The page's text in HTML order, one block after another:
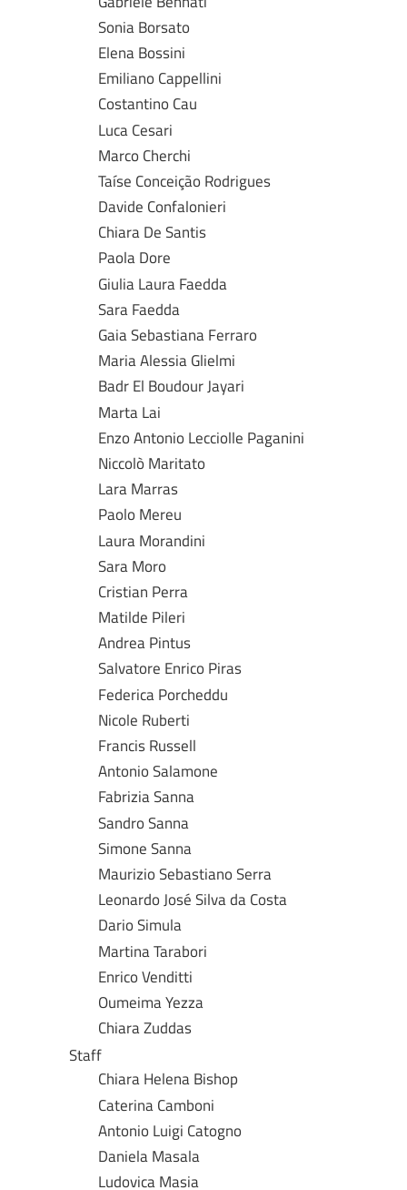
Sonia Borsato
Elena Bossini
Emiliano Cappellini
Costantino Cau
Luca Cesari
Marco Cherchi
Taíse Conceição Rodrigues
Davide Confalonieri
Chiara De Santis
Paola Dore
Giulia Laura Faedda
Sara Faedda
Gaia Sebastiana Ferraro
Maria Alessia Glielmi
Badr El Boudour Jayari
Marta Lai
Enzo Antonio Lecciolle Paganini
Niccolò Maritato
Lara Marras
Paolo Mereu
Laura Morandini
Sara Moro
Cristian Perra
Matilde Pileri
Andrea Pintus
Salvatore Enrico Piras
Federica Porcheddu
Nicole Ruberti
Francis Russell
Antonio Salamone
Fabrizia Sanna
Sandro Sanna
Simone Sanna
Maurizio Sebastiano Serra
Leonardo José Silva da Costa
Dario Simula
Martina Tarabori
Enrico Venditti
Oumeima Yezza
Chiara Zuddas
Staff
Chiara Helena Bishop
Caterina Camboni
Antonio Luigi Catogno
Daniela Masala
Ludovica Masia